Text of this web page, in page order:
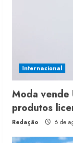
Internacional
Moda vende
produtos
Redação 6 de